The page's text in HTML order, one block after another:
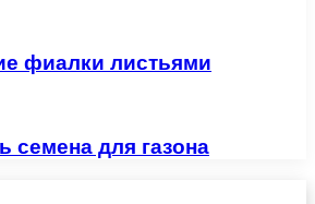
фиалки листьями
семена для газона